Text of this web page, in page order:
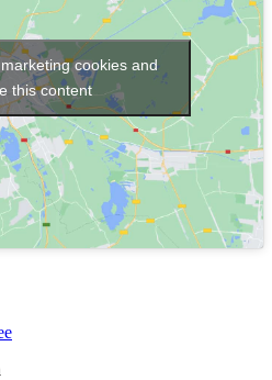
cookies and
this content